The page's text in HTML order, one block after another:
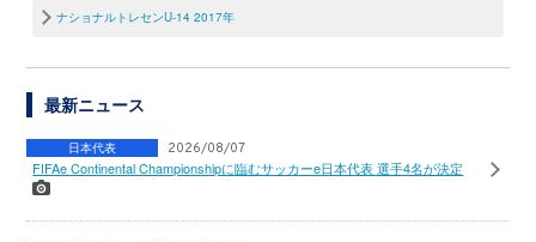
ナショナルトレセンU-14 2017年
最新ニュース
日本代表 2026/08/07
FIFAe Continental Championshipに臨むサッカーe日本代表 選手4名が決定